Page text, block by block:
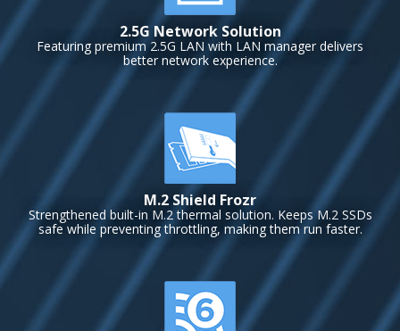
2.5G Network Solution
Featuring premium 2.5G LAN with LAN manager delivers
better network experience.
M.2 Shield Frozr
Strengthened built-in M.2 thermal solution. Keeps M.2 SSDs
safe while preventing throttling, making them run faster.